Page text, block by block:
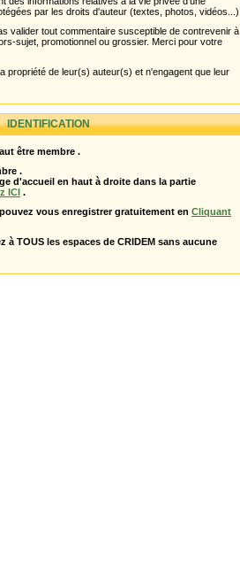
par les droits d'auteur (textes, photos, vidéos...).
valider tout commentaire susceptible de contrevenir à
sujet, promotionnel ou grossier. Merci pour votre
propriété de leur(s) auteur(s) et n'engagent que leur
IDENTIFICATION
être membre .
.
d'accueil en haut à droite dans la partie
ICI .
vous enregistrer gratuitement en Cliquant
à TOUS les espaces de CRIDEM sans aucune